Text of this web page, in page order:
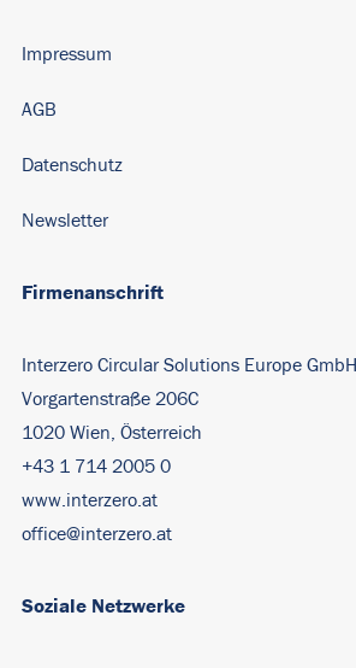
Firmenanschrift
Interzero Circular Solutions Europe GmbH
Vorgartenstraße 206C
1020 Wien, Österreich
+43 1 714 2005 0
www.interzero.at
office@interzero.at
Impressum
AGB
Datenschutz
Newsletter
Soziale Netzwerke